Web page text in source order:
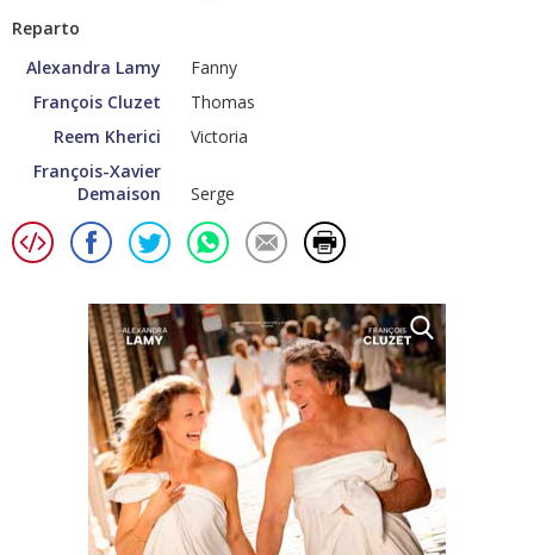
Reparto
Alexandra Lamy
Fanny
François Cluzet
Thomas
Reem Kherici
Victoria
François-Xavier
Demaison
Serge